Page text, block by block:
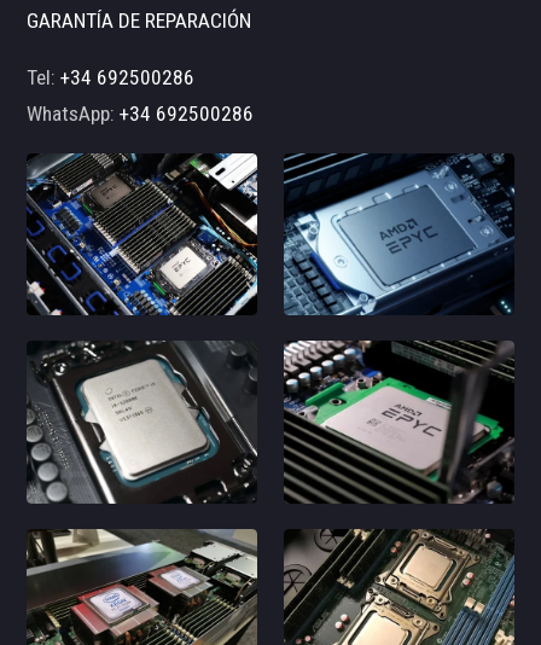
GARANTÍA DE REPARACIÓN
Tel:+34 692500286
WhatsApp:+34 692500286